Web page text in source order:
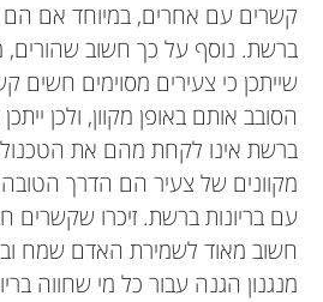
קשרים עם אחרים, במיוחד אם הם
ברשת. נוסף על כך חשוב שהורים,
שייתכן כי צעירים מסוימים חשים
הסובב אותם באופן מקוון, ולכן
ברשת אינו לקחת מהם את
מקוונים של צעיר הם הדרך הטובה
עם בריונות ברשת. זיכרו שקשרים
חשוב מאוד לשמירת האדם שמח
מנגנון הגנה עבור כל מי שחווה